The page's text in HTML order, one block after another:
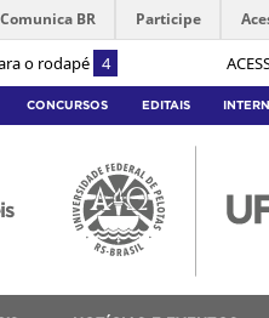
o rodapé 4
Comunica BR Participe
CONCURSOS EDITAIS